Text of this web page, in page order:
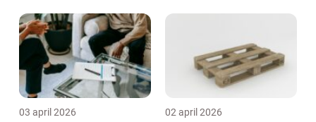
03 april 2026 02 april 2026